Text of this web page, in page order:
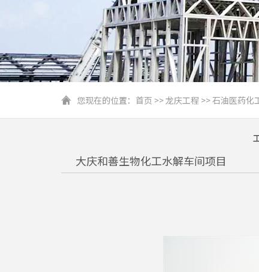
您现在的位置： 首页 >>龙庆工程 >> 石油医药化
大庆和善生物化工水解车间项目